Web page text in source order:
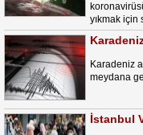
yıkmak için
Karadeniz
meydana
İstanbul